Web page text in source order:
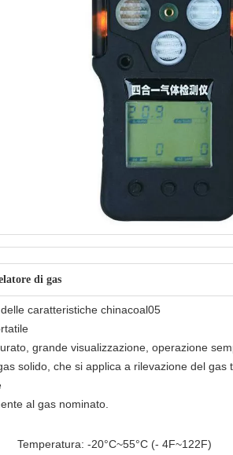
di gas
caratteristiche chinacoal05
grande visualizzazione, operazione
solido, che si applica a rilevazione del
al gas nominato.
Temperatura: -20°C~55°C (- 4F~122F)